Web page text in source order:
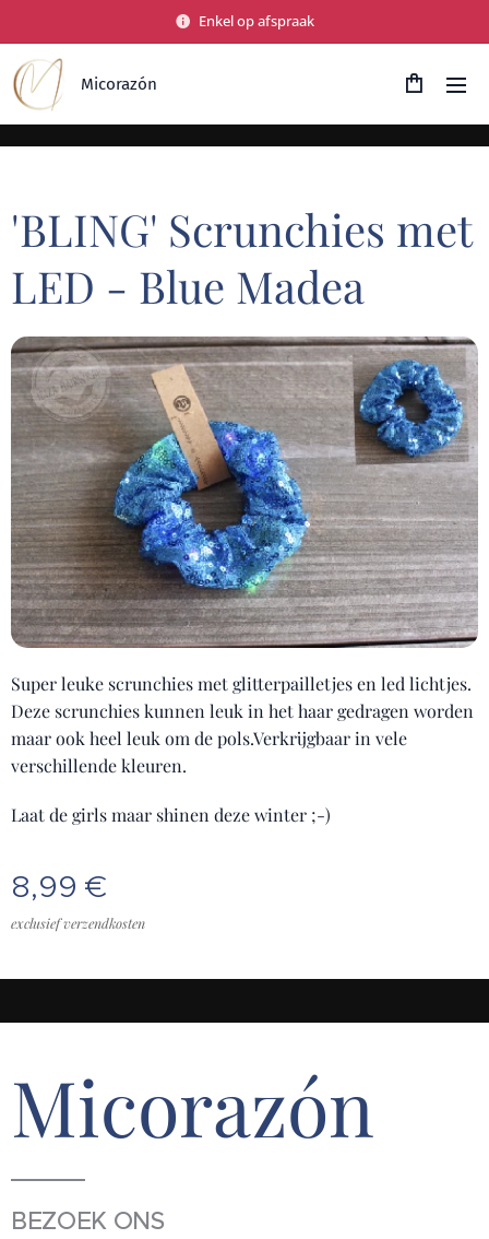
Enkel op afspraak
Micorazón
'BLING' Scrunchies met
LED - Blue Madea
Super leuke scrunchies met glitterpailletjes en led lichtjes.
Deze scrunchies kunnen leuk in het haar gedragen worden
maar ook heel leuk om de pols.Verkrijgbaar in vele
verschillende kleuren.
Laat de girls maar shinen deze winter ;-)
8,99 €
exclusief verzendkosten
Micorazón
BEZOEK ONS